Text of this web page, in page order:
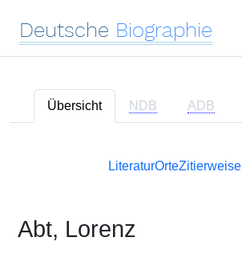
Deutsche Biographie
Übersicht NDB ADB
LiteraturOrteZitierweise
Abt, Lorenz